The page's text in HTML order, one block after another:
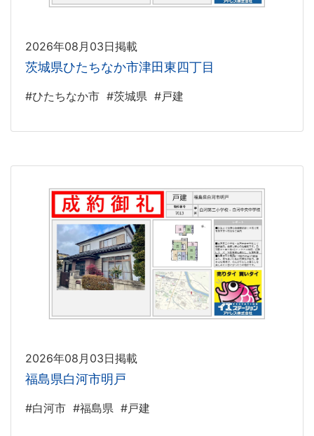
2026年08月03日掲載
茨城県ひたちなか市津田東四丁目
#ひたちなか市 #茨城県 #戸建
2026年08月03日掲載
福島県白河市明戸
#白河市 #福島県 #戸建